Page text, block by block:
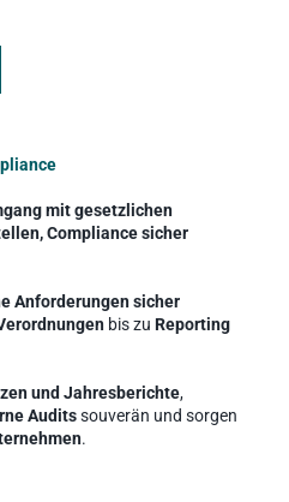
mit gesetzlichen
Compliance sicher
Anforderungen sicher
bis zu Reporting
und Jahresberichte,
Audits souverän und sorgen
.